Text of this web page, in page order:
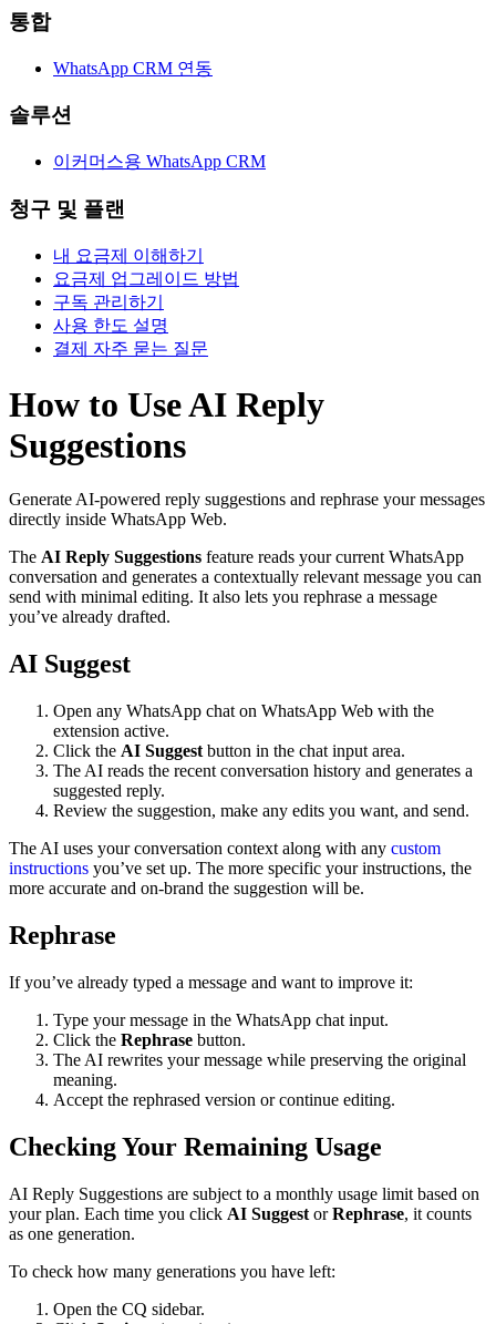
통합
WhatsApp CRM 연동
솔루션
이커머스용 WhatsApp CRM
청구 및 플랜
내 요금제 이해하기
요금제 업그레이드 방법
구독 관리하기
사용 한도 설명
결제 자주 묻는 질문
How to Use AI Reply
Suggestions
Generate AI-powered reply suggestions and rephrase your messages
directly inside WhatsApp Web.
The AI Reply Suggestions feature reads your current WhatsApp
conversation and generates a contextually relevant message you can
send with minimal editing. It also lets you rephrase a message
you’ve already drafted.
AI Suggest
Open any WhatsApp chat on WhatsApp Web with the
extension active.
Click the AI Suggest button in the chat input area.
The AI reads the recent conversation history and generates a
suggested reply.
Review the suggestion, make any edits you want, and send.
The AI uses your conversation context along with any custom
instructions you’ve set up. The more specific your instructions, the
more accurate and on-brand the suggestion will be.
Rephrase
If you’ve already typed a message and want to improve it:
Type your message in the WhatsApp chat input.
Click the Rephrase button.
The AI rewrites your message while preserving the original
meaning.
Accept the rephrased version or continue editing.
Checking Your Remaining Usage
AI Reply Suggestions are subject to a monthly usage limit based on
your plan. Each time you click AI Suggest orRephrase, it counts
as one generation.
To check how many generations you have left:
Open the CQ sidebar.